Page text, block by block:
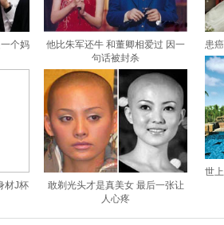
个妈
他比朱军还牛 和董卿相爱过 因一
句话被封杀
材J杯
敢剃光头才是真美女 最后一张让
人心疼
患
世